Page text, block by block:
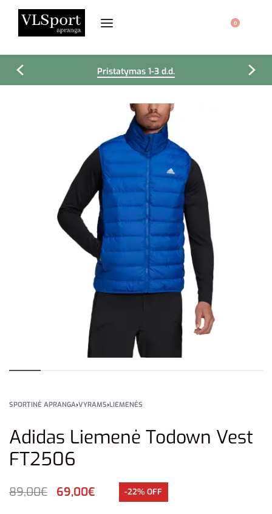
0
Pristatymas 1-3 d.d.
SPORTINĖ APRANGA›VYRAMS›LIEMENĖS
Adidas Liemenė Todown Vest
FT2506
89,00€ 69,00€ -22% OFF